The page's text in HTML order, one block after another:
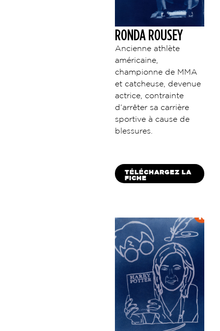
RONDA ROUSEY
Ancienne athlète
américaine,
championne de MMA
et catcheuse, devenue
actrice, contrainte
d’arrêter sa carrière
sportive à cause de
blessures.
TÉLÉCHARGEZ LA
FICHE